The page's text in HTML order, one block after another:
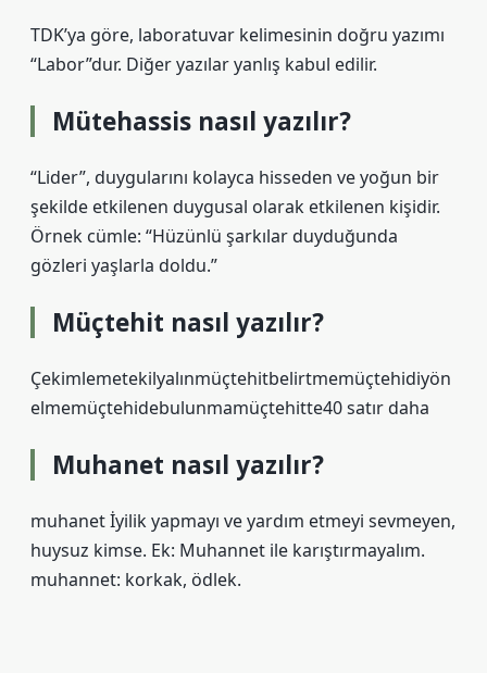
TDK’ya göre, laboratuvar kelimesinin doğru yazımı
“Labor”dur. Diğer yazılar yanlış kabul edilir.
Mütehassis nasıl yazılır?
“Lider”, duygularını kolayca hisseden ve yoğun bir
şekilde etkilenen duygusal olarak etkilenen kişidir.
Örnek cümle: “Hüzünlü şarkılar duyduğunda
gözleri yaşlarla doldu.”
Müçtehit nasıl yazılır?
Çekimlemetekilyalınmüçtehitbelirtmemüçtehidiyön
elmemüçtehidebulunmamüçtehitte40 satır daha
Muhanet nasıl yazılır?
muhanet İyilik yapmayı ve yardım etmeyi sevmeyen,
huysuz kimse. Ek: Muhannet ile karıştırmayalım.
muhannet: korkak, ödlek.